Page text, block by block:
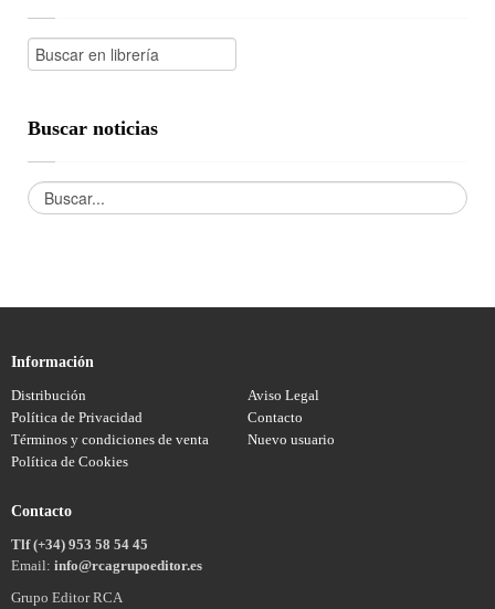
Buscar noticias
Información
Distribución
Aviso Legal
Política de Privacidad
Contacto
Términos y condiciones de venta
Nuevo usuario
Política de Cookies
Contacto
Tlf (+34) 953 58 54 45
Email: info@rcagrupoeditor.es
Grupo Editor RCA